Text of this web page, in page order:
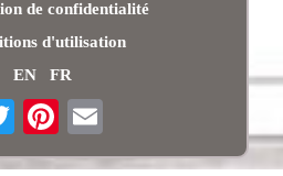
de confidentialité
d'utilisation
EN
FR